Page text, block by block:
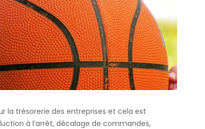
la trésorerie des entreprises et cela est
à l’arrêt, décalage de commandes,